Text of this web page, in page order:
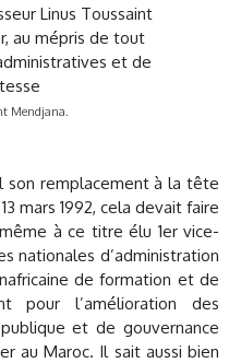
Mendjana.
son remplacement à la tête
mars 1992, cela devait faire
à ce titre élu 1er vice-
nationales d’administration
de formation et de
pour l’amélioration des
et de gouvernance
au Maroc. Il sait aussi bien